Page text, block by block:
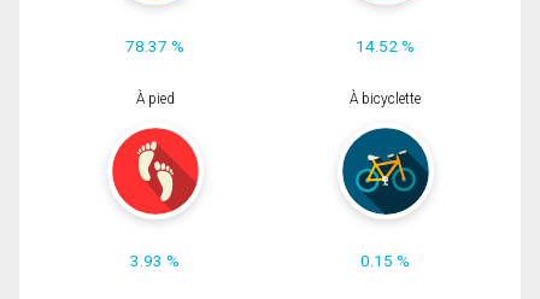
78.37 % 14.52 %
À pied
3.93 %
À bicyclette
0.15 %